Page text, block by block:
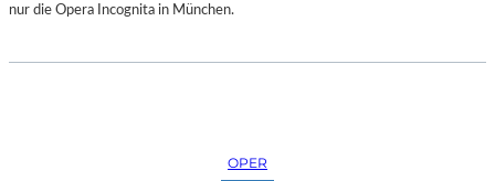
nur die Opera Incognita in München.
OPER